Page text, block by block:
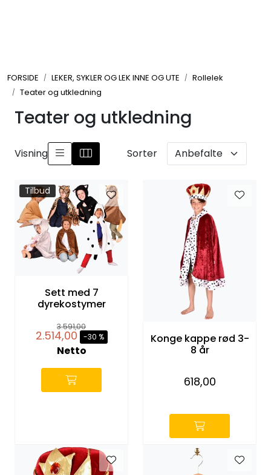
FORSIDE LEKER, SYKLER OG LEK INNE OG UTE
Rollelek
Teater og utkledning
Teater og utkledning
Visning Sorter
Tilbud
Sett med 7
dyrekostymer
3.591,00
2.514,00 -30 %
Netto
Konge kappe rød 3-
8 år
618,00
LEKER, SYKLER OG LEK INNE OG UTE
UTEMØBLER OG UTEMILJØ
FAGOMRÅDER
MØBLER, INVENTAR OG UTSTYR
LEKEPLASS
SPORT OG TRENING
KATALOGER
BARNEHAGE OG SKOLE
Park og anlegg/Byutvikling